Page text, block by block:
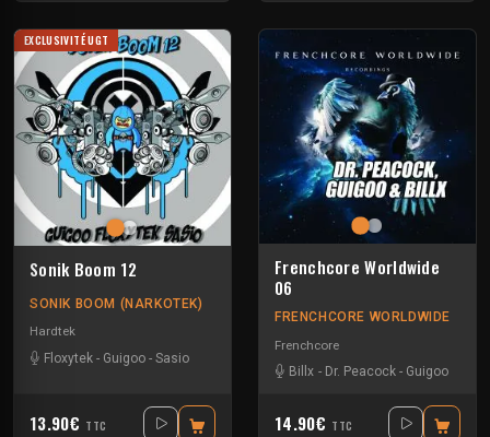
EXCLUSIVITÉ UGT
Sonik Boom 12
SONIK BOOM (NARKOTEK)
Hardtek
Floxytek - Guigoo - Sasio
13.90€ TTC
Frenchcore Worldwide
06
FRENCHCORE WORLDWIDE
Frenchcore
Billx - Dr. Peacock - Guigoo
14.90€ TTC